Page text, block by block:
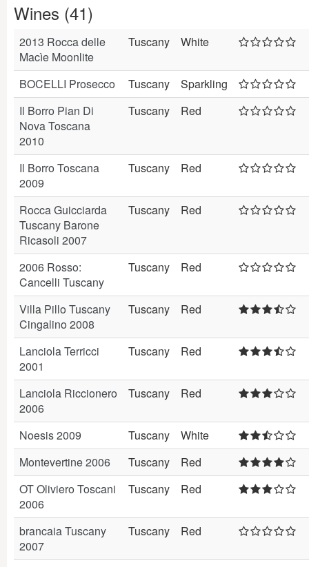
Wines (41)
2013 Rocca delle
Macìe Moonlite
Tuscany White
BOCELLI Prosecco Tuscany
Sparkling
Il Borro Pian Di
Nova Toscana
2010
Tuscany Red
Il Borro Toscana
2009
Tuscany Red
Rocca Guicciarda
Tuscany Barone
Ricasoli 2007
Tuscany Red
2006 Rosso:
Cancelli Tuscany
Tuscany Red
Villa Pillo Tuscany
Cingalino 2008
Tuscany Red
Lanciola Terricci
2001
Tuscany Red
Lanciola Riccionero
2006
Tuscany Red
Noesis 2009 Tuscany
White
Montevertine 2006
Tuscany
Red
OT Oliviero Toscani
2006
Tuscany Red
brancaia Tuscany
2007
Tuscany Red